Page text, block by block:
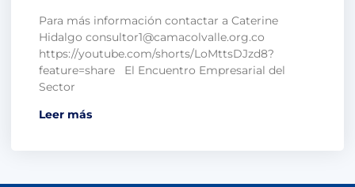
Para más información contactar a Caterine
Hidalgo consultor1@camacolvalle.org.co
https://youtube.com/shorts/LoMttsDJzd8?
feature=share El Encuentro Empresarial del
Sector
Leer más